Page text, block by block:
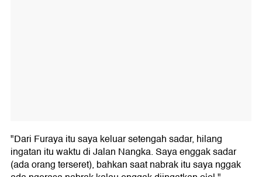
"Dari Furaya itu saya keluar setengah sadar, hilang
ingatan itu waktu di Jalan Nangka. Saya enggak sadar
(ada orang terseret), bahkan saat nabrak itu saya nggak